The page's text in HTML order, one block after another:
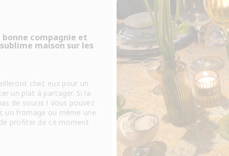
compagnie et
maison sur les
chez eux pour un
un plat à partager. Si la
de soucis ! Vous pouvez
fromage ou même une
profiter de ce moment